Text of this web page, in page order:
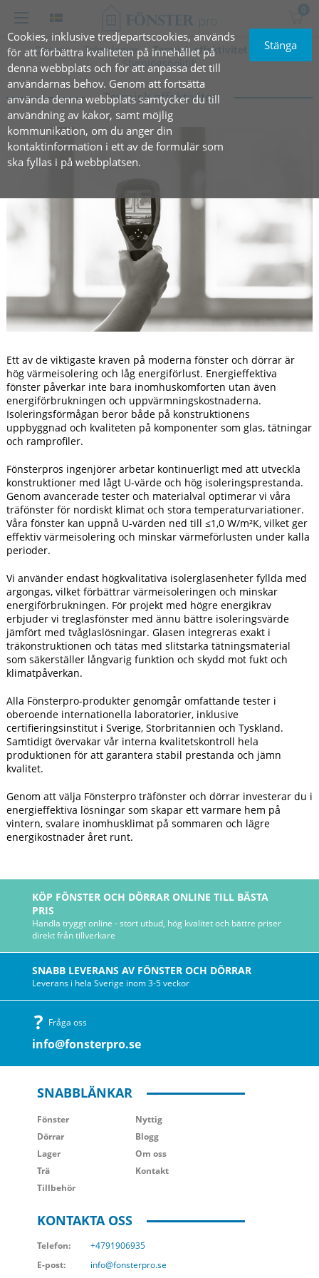
Cookies, inklusive tredjepartscookies, används
för att förbättra kvaliteten på innehållet på
denna webbplats och för att anpassa det till
användarnas behov. Genom att fortsätta
använda denna webbplats samtycker du till
användning av kakor, samt möjlig
kommunikation, om du anger din
kontaktinformation i ett av de formulär som
ska fyllas i på webbplatsen.
Stänga
0
Om oss Teknologier Termisk effektivitet
Miljö
Styrningspolitik
Termisk effektivitet
Ett av de viktigaste kraven på moderna fönster och dörrar är
hög värmeisolering och låg energiförlust. Energieffektiva
fönster påverkar inte bara inomhuskomforten utan även
energiförbrukningen och uppvärmningskostnaderna.
Isoleringsförmågan beror både på konstruktionens
uppbyggnad och kvaliteten på komponenter som glas, tätningar
och ramprofiler.
Fönsterpros ingenjörer arbetar kontinuerligt med att utveckla
konstruktioner med lågt U-värde och hög isoleringsprestanda.
Genom avancerade tester och materialval optimerar vi våra
träfönster för nordiskt klimat och stora temperaturvariationer.
Våra fönster kan uppnå U-värden ned till ≤1,0 W/m²K, vilket ger
effektiv värmeisolering och minskar värmeförlusten under kalla
perioder.
Vi använder endast högkvalitativa isolerglasenheter fyllda med
argongas, vilket förbättrar värmeisoleringen och minskar
energiförbrukningen. För projekt med högre energikrav
erbjuder vi treglasfönster med ännu bättre isoleringsvärde
jämfört med tvåglaslösningar. Glasen integreras exakt i
träkonstruktionen och tätas med slitstarka tätningsmaterial
som säkerställer långvarig funktion och skydd mot fukt och
klimatpåverkan.
Alla Fönsterpro-produkter genomgår omfattande tester i
oberoende internationella laboratorier, inklusive
certifieringsinstitut i Sverige, Storbritannien och Tyskland.
Samtidigt övervakar vår interna kvalitetskontroll hela
produktionen för att garantera stabil prestanda och jämn
kvalitet.
Genom att välja Fönsterpro träfönster och dörrar investerar du i
energieffektiva lösningar som skapar ett varmare hem på
vintern, svalare inomhusklimat på sommaren och lägre
energikostnader året runt.
KÖP FÖNSTER OCH DÖRRAR ONLINE TILL BÄSTA
PRIS
Handla tryggt online - stort utbud, hög kvalitet och bättre priser
direkt från tillverkare
SNABB LEVERANS AV FÖNSTER OCH DÖRRAR
Leverans i hela Sverige inom 3-5 veckor
Fråga oss
info@fonsterpro.se
SNABBLÄNKAR
Fönster
Dörrar
Lager
Trä
Tillbehör
Nyttig
Blogg
Om oss
Kontakt
KONTAKTA OSS
Telefon:
+4791906935
E-post:
info@fonsterpro.se